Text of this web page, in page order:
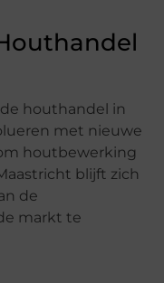
houthandel in
met nieuwe
houtbewerking
blijft zich
de
markt te